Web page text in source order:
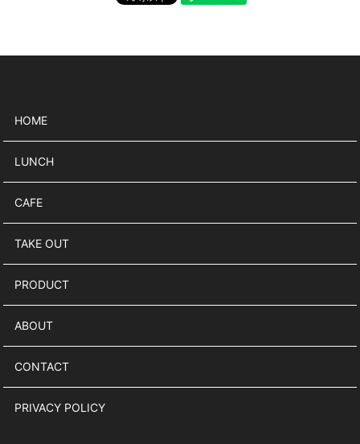
HOME
LUNCH
CAFE
TAKE OUT
PRODUCT
ABOUT
CONTACT
PRIVACY POLICY